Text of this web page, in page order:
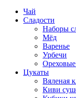
Чай
Сладости
Наборы
Мёд
Варенье
Урбечи
Цукаты
Вяленая
Киви